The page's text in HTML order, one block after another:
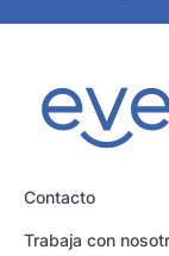
Contacto
Trabaja con